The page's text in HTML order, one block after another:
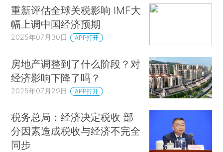
重新评估全球关税影响 IMF大
幅上调中国经济预期
2025年07月30日 APP打开
房地产调整到了什么阶段？对
经济影响下降了吗？
2025年07月29日 APP打开
税务总局：经济决定税收 部
分因素造成税收与经济不完全
同步